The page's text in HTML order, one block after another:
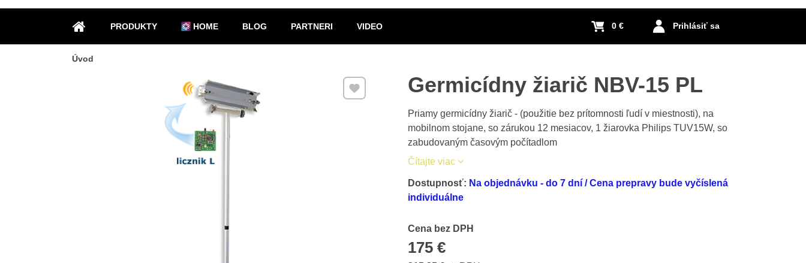
ÚVOD
PRODUKTY HOME BLOG PARTNERI VIDEO Prihlásiť sa
0 €
Úvod
Germicídny žiarič NBV-15 PL
Priamy germicídny žiarič - (použitie bez prítomnosti ľudí v miestnosti), na
mobilnom stojane, so zárukou 12 mesiacov, 1 žiarovka Philips TUV15W, so
zabudovaným časovým počítadlom
Čítajte viac
Pridať k Obľúbeným
Dostupnosť: Na objednávku - do 7 dní / Cena prepravy bude vyčíslená
individuálne
Cena bez DPH
175 €
Cena s DPH